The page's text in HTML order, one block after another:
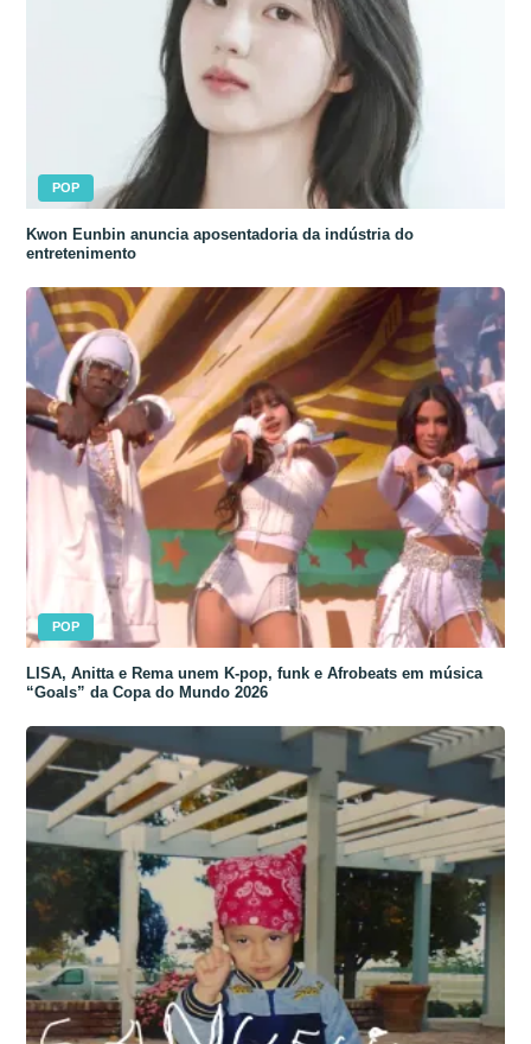
POP
Kwon Eunbin anuncia aposentadoria da indústria do
entretenimento
POP
LISA, Anitta e Rema unem K-pop, funk e Afrobeats em música
“Goals” da Copa do Mundo 2026